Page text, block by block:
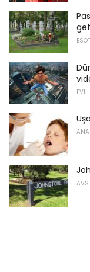
EVI